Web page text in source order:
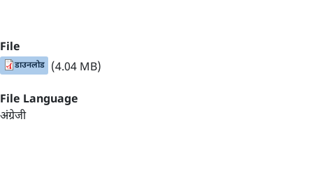
File
डाउनलोड (4.04 MB)
File Language
अंग्रेजी